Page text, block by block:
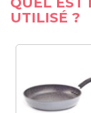
UTILISÉ ?